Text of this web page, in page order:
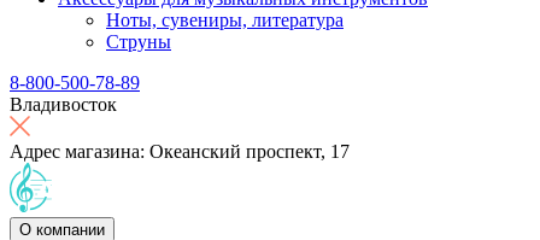
Ноты, сувениры, литература
Струны
8-800-500-78-89
Владивосток
Адрес магазина: Океанский проспект, 17
О компании